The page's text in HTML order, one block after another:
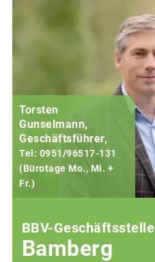
Torsten
Gunselmann,
Geschäftsführer,
Tel: 0951/96517-131
(Bürotage Mo., Mi. +
Fr.)
BBV-Geschäftsstelle
Bamberg